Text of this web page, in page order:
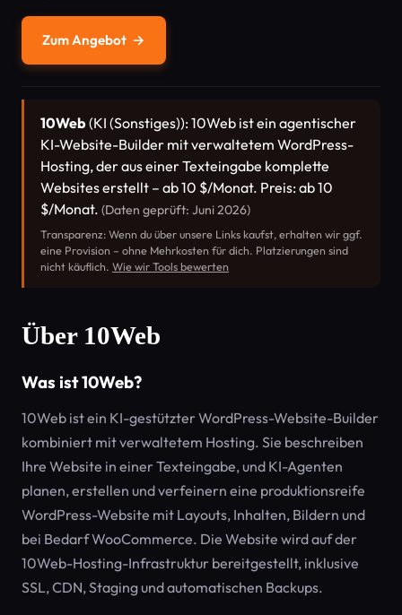
Zum Angebot →
10Web (KI (Sonstiges)): 10Web ist ein agentischer
KI-Website-Builder mit verwaltetem WordPress-
Hosting, der aus einer Texteingabe komplette
Websites erstellt – ab 10 $/Monat. Preis: ab 10
$/Monat. (Daten geprüft: Juni 2026)
Transparenz: Wenn du über unsere Links kaufst, erhalten wir ggf.
eine Provision – ohne Mehrkosten für dich. Platzierungen sind
nicht käuflich. Wie wir Tools bewerten
Über 10Web
Was ist 10Web?
10Web ist ein KI-gestützter WordPress-Website-Builder
kombiniert mit verwaltetem Hosting. Sie beschreiben
Ihre Website in einer Texteingabe, und KI-Agenten
planen, erstellen und verfeinern eine produktionsreife
WordPress-Website mit Layouts, Inhalten, Bildern und
bei Bedarf WooCommerce. Die Website wird auf der
10Web-Hosting-Infrastruktur bereitgestellt, inklusive
SSL, CDN, Staging und automatischen Backups.